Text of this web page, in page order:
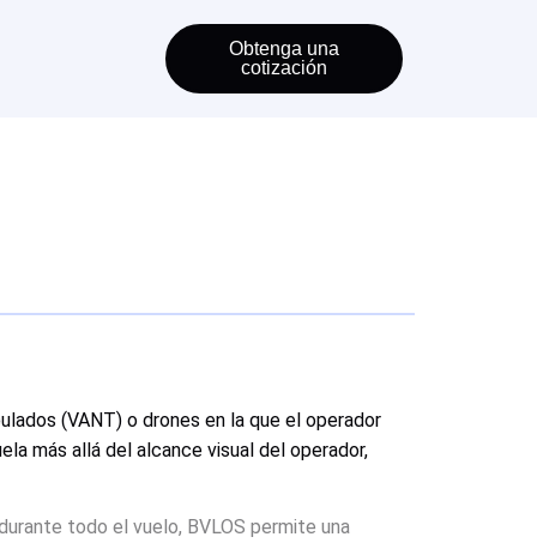
Obtenga una
cotización
(VANT) o drones en la que el operador
más allá del alcance visual del operador,
todo el vuelo, BVLOS permite una